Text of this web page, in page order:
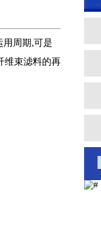
用周期,可是
维束滤料的再